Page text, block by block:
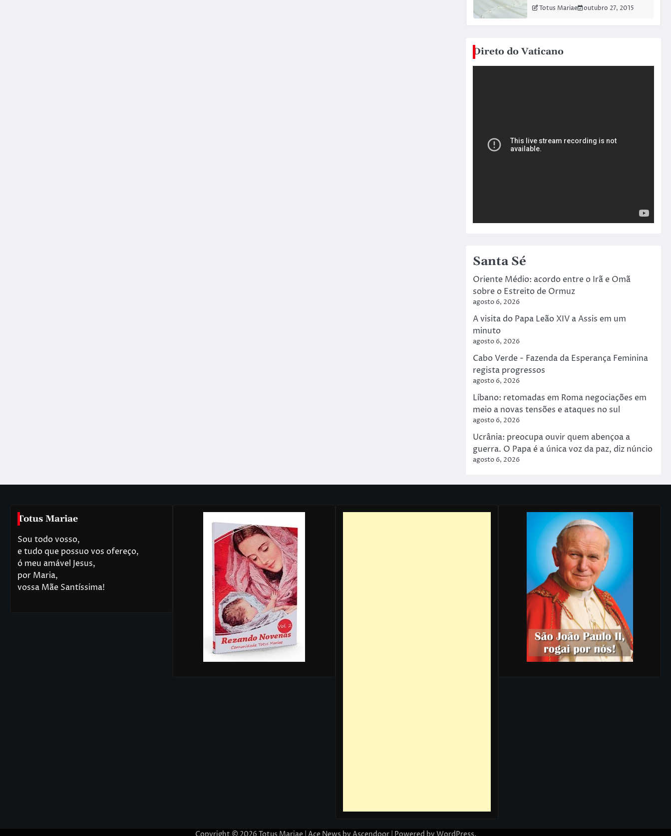
Totus Mariae outubro 27, 2015
Direto do Vaticano
Santa Sé
Oriente Médio: acordo entre o Irã e Omã
sobre o Estreito de Ormuz
agosto 6, 2026
A visita do Papa Leão XIV a Assis em um
minuto
agosto 6, 2026
Cabo Verde - Fazenda da Esperança Feminina
regista progressos
agosto 6, 2026
Líbano: retomadas em Roma negociações em
meio a novas tensões e ataques no sul
agosto 6, 2026
Ucrânia: preocupa ouvir quem abençoa a
guerra. O Papa é a única voz da paz, diz núncio
agosto 6, 2026
Totus Mariae
Sou todo vosso,
e tudo que possuo vos ofereço,
ó meu amável Jesus,
por Maria,
vossa Mãe Santíssima!